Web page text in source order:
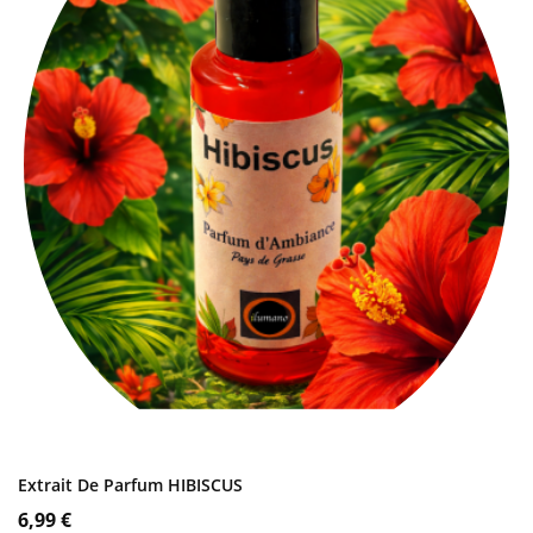
Extrait De Parfum HIBISCUS
Prix
6,99 €